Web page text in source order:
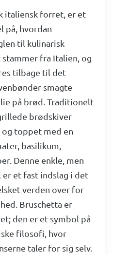
italiensk forret, er et
på, hvordan
til kulinarisk
fra Italien, og
tilbage til det
smagte
på brød. Traditionelt
brødskiver
toppet med en
basilikum,
Denne enkle, men
er et fast indslag i det
verden over for
Bruschetta er
den er et symbol på
filosofi, hvor
taler for sig selv.